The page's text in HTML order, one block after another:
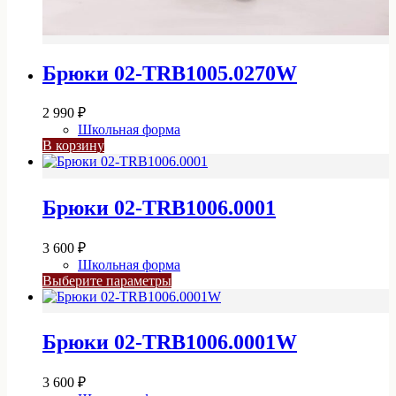
Брюки 02-TRB1005.0270W
2 990 ₽
Школьная форма
В корзину
Брюки 02-TRB1006.0001
3 600 ₽
Школьная форма
Выберите параметрыЭтот
товар
вариаций.
Брюки 02-TRB1006.0001W
3 600 ₽